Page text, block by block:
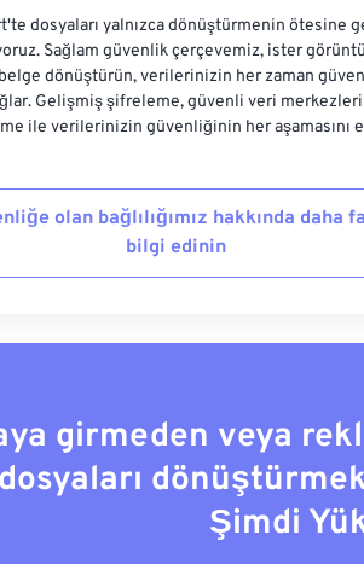
dosyaları yalnızca dönüştürmenin ötesine
Sağlam güvenlik çerçevemiz, ister
dönüştürün, verilerinizin her zaman
Gelişmiş şifreleme, güvenli veri
ile verilerinizin güvenliğinin her aşamasını
olan bağlılığımız hakkında daha
bilgi edinin
girmeden veya
dosyaları
Şimdi